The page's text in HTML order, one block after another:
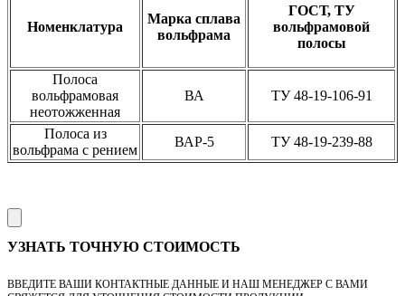
Номенклатура
Марка сплава
вольфрама
ГОСТ, ТУ
вольфрамовой
полосы
Полоса
вольфрамовая
неотожженная
ВА ТУ 48-19-106-91
Полоса из
вольфрама с рением
ВАР-5 ТУ 48-19-239-88
УЗНАТЬ ТОЧНУЮ СТОИМОСТЬ
ВВЕДИТЕ ВАШИ КОНТАКТНЫЕ ДАННЫЕ И НАШ МЕНЕДЖЕР С ВАМИ